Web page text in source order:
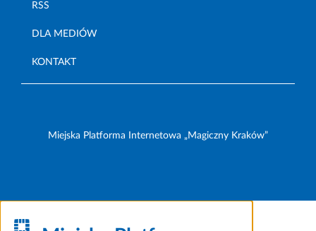
RSS
DLA MEDIÓW
KONTAKT
Miejska Platforma Internetowa „Magiczny Kraków”